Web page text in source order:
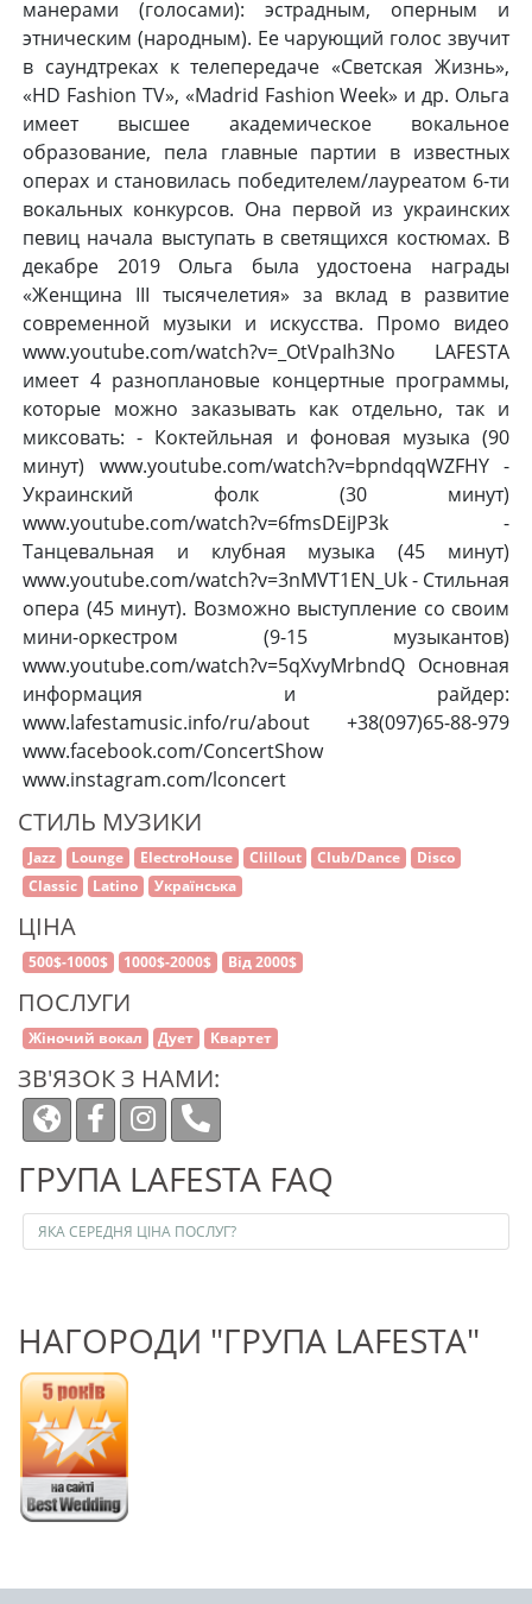
манерами (голосами): эстрадным, оперным и
этническим (народным). Ее чарующий голос звучит
в саундтреках к телепередаче «Светская Жизнь»,
«HD Fashion TV», «Madrid Fashion Week» и др. Ольга
имеет высшее академическое вокальное
образование, пела главные партии в известных
операх и становилась победителем/лауреатом 6-ти
вокальных конкурсов. Она первой из украинских
певиц начала выступать в светящихся костюмах. В
декабре 2019 Ольга была удостоена награды
«Женщина III тысячелетия» за вклад в развитие
современной музыки и искусства. Промо видео
www.youtube.com/watch?v=_OtVpaIh3No LAFESTA
имеет 4 разноплановые концертные программы,
которые можно заказывать как отдельно, так и
миксовать: - Коктейльная и фоновая музыка (90
минут) www.youtube.com/watch?v=bpndqqWZFHY -
Украинский фолк (30 минут)
www.youtube.com/watch?v=6fmsDEiJP3k -
Танцевальная и клубная музыка (45 минут)
www.youtube.com/watch?v=3nMVT1EN_Uk - Стильная
опера (45 минут). Возможно выступление со своим
мини-оркестром (9-15 музыкантов)
www.youtube.com/watch?v=5qXvyMrbndQ Основная
информация и райдер:
www.lafestamusic.info/ru/about +38(097)65-88-979
www.facebook.com/ConcertShow
www.instagram.com/lconcert
СТИЛЬ МУЗИКИ
Jazz Lounge ElectroHouse Clillout Club/Dance
Disco
Classic
Latino Українська
ЦІНА
500$-1000$ 1000$-2000$ Від 2000$
ПОСЛУГИ
Жіночий вокал Дует Квартет
ЗВ'ЯЗОК З НАМИ:
ГРУПА LAFESTA FAQ
ЯКА СЕРЕДНЯ ЦІНА ПОСЛУГ?
НАГОРОДИ "ГРУПА LAFESTA"